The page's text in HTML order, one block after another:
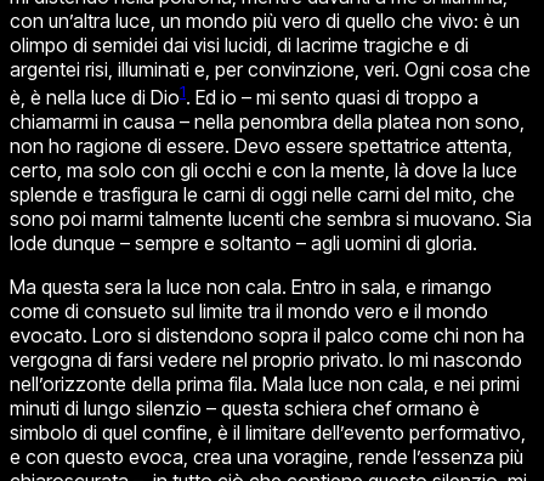
con un’altra luce, un mondo più vero di quello che vivo: è un
olimpo di semidei dai visi lucidi, di lacrime tragiche e di
argentei risi, illuminati e, per convinzione, veri. Ogni cosa che
è, è nella luce di Dio1. Ed io – mi sento quasi di troppo a
chiamarmi in causa – nella penombra della platea non sono,
non ho ragione di essere. Devo essere spettatrice attenta,
certo, ma solo con gli occhi e con la mente, là dove la luce
splende e trasfigura le carni di oggi nelle carni del mito, che
sono poi marmi talmente lucenti che sembra si muovano. Sia
lode dunque – sempre e soltanto – agli uomini di gloria.
Ma questa sera la luce non cala. Entro in sala, e rimango
come di consueto sul limite tra il mondo vero e il mondo
evocato. Loro si distendono sopra il palco come chi non ha
vergogna di farsi vedere nel proprio privato. Io mi nascondo
nell’orizzonte della prima fila. Mala luce non cala, e nei primi
minuti di lungo silenzio – questa schiera chef ormano è
simbolo di quel confine, è il limitare dell’evento performativo,
e con questo evoca, crea una voragine, rende l’essenza più